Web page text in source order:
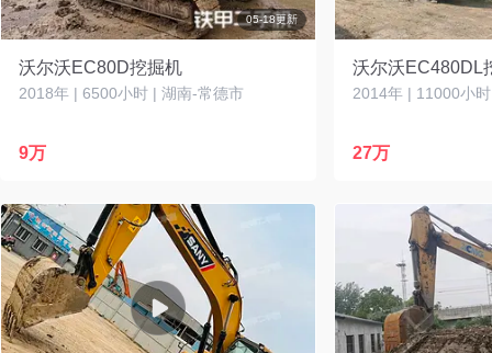
05-18更新
沃尔沃EC80D挖掘机
2018年 | 6500小时 | 湖南-常德市
9万
沃尔沃EC480DL
2014年 | 11000小
27万